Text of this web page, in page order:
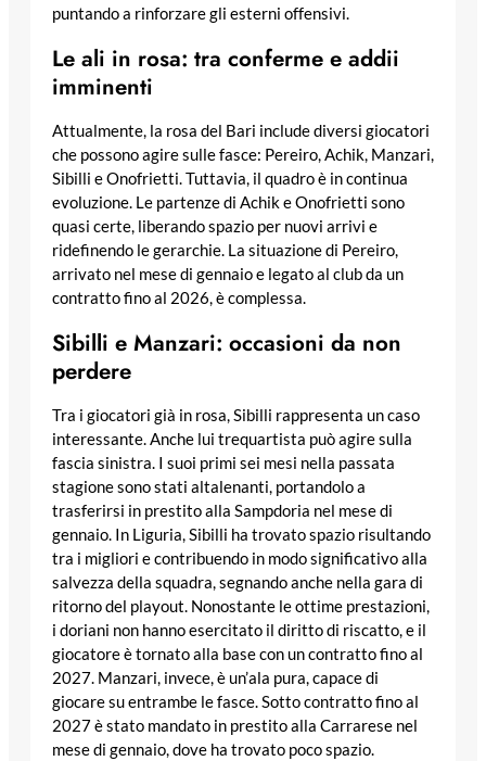
puntando a rinforzare gli esterni offensivi.
Le ali in rosa: tra conferme e addii
imminenti
Attualmente, la rosa del Bari include diversi giocatori
che possono agire sulle fasce: Pereiro, Achik, Manzari,
Sibilli e Onofrietti. Tuttavia, il quadro è in continua
evoluzione. Le partenze di Achik e Onofrietti sono
quasi certe, liberando spazio per nuovi arrivi e
ridefinendo le gerarchie. La situazione di Pereiro,
arrivato nel mese di gennaio e legato al club da un
contratto fino al 2026, è complessa.
Sibilli e Manzari: occasioni da non
perdere
Tra i giocatori già in rosa, Sibilli rappresenta un caso
interessante. Anche lui trequartista può agire sulla
fascia sinistra. I suoi primi sei mesi nella passata
stagione sono stati altalenanti, portandolo a
trasferirsi in prestito alla Sampdoria nel mese di
gennaio. In Liguria, Sibilli ha trovato spazio risultando
tra i migliori e contribuendo in modo significativo alla
salvezza della squadra, segnando anche nella gara di
ritorno del playout. Nonostante le ottime prestazioni,
i doriani non hanno esercitato il diritto di riscatto, e il
giocatore è tornato alla base con un contratto fino al
2027. Manzari, invece, è un’ala pura, capace di
giocare su entrambe le fasce. Sotto contratto fino al
2027 è stato mandato in prestito alla Carrarese nel
mese di gennaio, dove ha trovato poco spazio.